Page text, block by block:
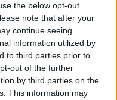
the below opt-out
note that after your
continue seeing
information utilized by
to third parties prior to
out of the further
by third parties on the
This information may
reconocidos han
autoritarias e
su éxito
suscitado un
de
como fuera de